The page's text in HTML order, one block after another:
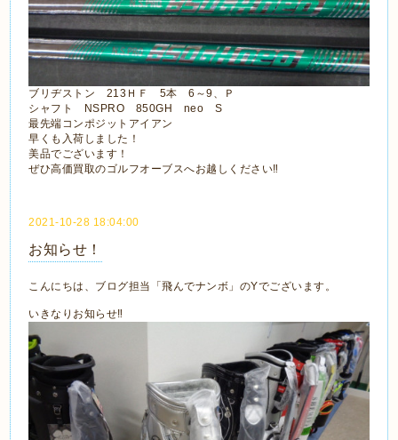
ブリヂストン 213ＨＦ 5本 6～9、Ｐ
シャフト NSPRO 850GH neo S
最先端コンポジットアイアン
早くも入荷しました！
美品でございます！
ぜひ高価買取のゴルフオーブスへお越しください‼
2021-10-28 18:04:00
お知らせ！
こんにちは、ブログ担当「飛んでナンボ」のYでございます。
いきなりお知らせ‼